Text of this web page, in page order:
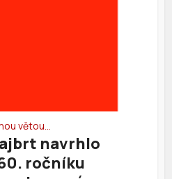
větou…
navrhlo
ročníku